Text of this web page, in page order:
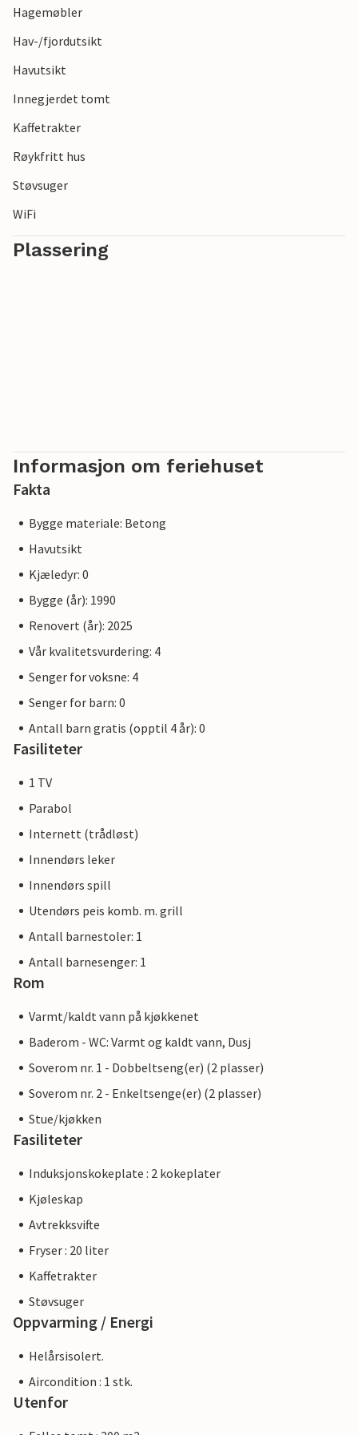
Hagemøbler
Hav-/fjordutsikt
Havutsikt
Innegjerdet tomt
Kaffetrakter
Røykfritt hus
Støvsuger
WiFi
Plassering
Informasjon om feriehuset
Fakta
Bygge materiale: Betong
Havutsikt
Kjæledyr: 0
Bygge (år): 1990
Renovert (år): 2025
Vår kvalitetsvurdering: 4
Senger for voksne: 4
Senger for barn: 0
Antall barn gratis (opptil 4 år): 0
Fasiliteter
1 TV
Parabol
Internett (trådløst)
Innendørs leker
Innendørs spill
Utendørs peis komb. m. grill
Antall barnestoler: 1
Antall barnesenger: 1
Rom
Varmt/kaldt vann på kjøkkenet
Baderom - WC: Varmt og kaldt vann, Dusj
Soverom nr. 1 - Dobbeltseng(er) (2 plasser)
Soverom nr. 2 - Enkeltsenge(er) (2 plasser)
Stue/kjøkken
Fasiliteter
Induksjonskokeplate : 2 kokeplater
Kjøleskap
Avtrekksvifte
Fryser : 20 liter
Kaffetrakter
Støvsuger
Oppvarming / Energi
Helårsisolert.
Aircondition : 1 stk.
Utenfor